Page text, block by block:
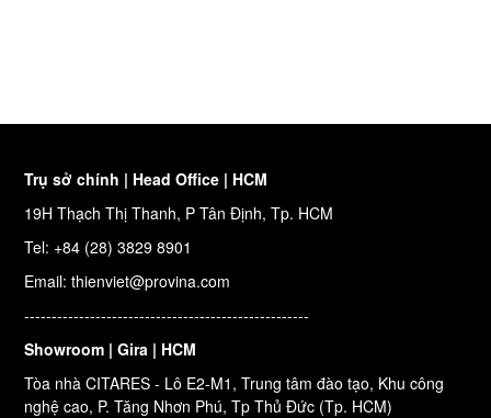
Trụ sở chính | Head Office | HCM
19H Thạch Thị Thanh, P Tân Định, Tp. HCM
Tel: +84 (28) 3829 8901
Email: thienviet@provina.com
----------------------------------------------------
Showroom | Gira | HCM
Tòa nhà CITARES - Lô E2-M1, Trung tâm đào tạo, Khu công
nghệ cao, P. Tăng Nhơn Phú, Tp Thủ Đức (Tp. HCM)